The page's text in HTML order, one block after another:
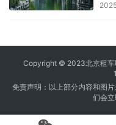
Copyright © 2023北京租车
免责声明：以上部分内容和图
们会立